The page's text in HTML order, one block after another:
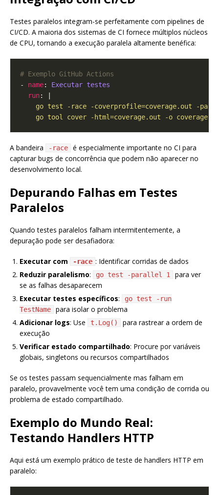
Testes paralelos integram-se perfeitamente com pipelines de
CI/CD. A maioria dos sistemas de CI fornece múltiplos núcleos
de CPU, tornando a execução paralela altamente benéfica:
# Exemplo GitHub Actions
- name: Executar testes
run: |
go tool cover -html=coverage.out -o
A bandeira -race
é especialmente importante no CI para
capturar bugs de concorrência que podem não aparecer no
desenvolvimento local.
Depurando Falhas em Testes
Paralelos
Quando testes paralelos falham intermitentemente, a
depuração pode ser desafiadora:
Executar com -race : Identificar corridas de dados
Reduzir paralelismo: go test -parallel 1
para ver
se as falhas desaparecem
Executar testes específicos:
go test -run
TestName
para isolar o problema
Adicionar logs: Use t.Log()
para rastrear a ordem de
execução
Verificar estado compartilhado: Procure por variáveis
globais, singletons ou recursos compartilhados
Se os testes passam sequencialmente mas falham em
paralelo, provavelmente você tem uma condição de corrida ou
problema de estado compartilhado.
Exemplo do Mundo Real:
Testando Handlers HTTP
Aqui está um exemplo prático de teste de handlers HTTP em
paralelo: